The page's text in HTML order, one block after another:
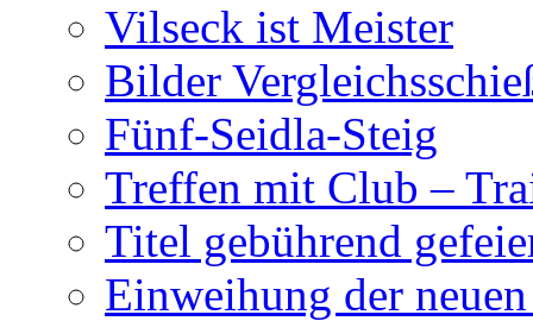
Vilseck ist Meister
Bilder
Fünf-Seidla-Steig
Treffen mit Club –
Titel gebührend
Einweihung der